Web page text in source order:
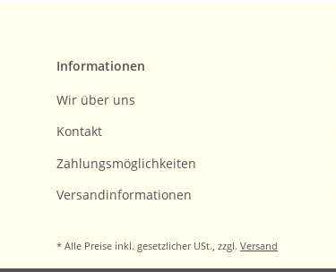
Informationen
Wir über uns
Kontakt
Zahlungsmöglichkeiten
Versandinformationen
* Alle Preise inkl. gesetzlicher USt., zzgl. Versand